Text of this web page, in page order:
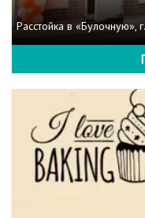
Расстойка в «Булочную»,